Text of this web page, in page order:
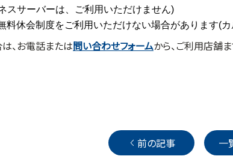
スサーバーは、ご利用いただけません)
料休会制度をご利用いただけない場合があります(
、お電話または問い合わせフォームから、ご利用店舗
前の記事 一